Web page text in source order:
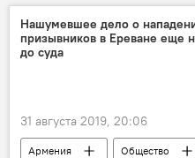
Нашумевшее дело о
призывников в Ереване еще
до суда
31 августа 2019, 20:06
Армения Общество